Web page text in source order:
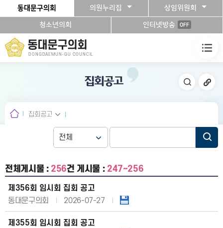
본문바로가기
동대문구의회 의원누리집 상임위원회
청소년의회 인터넷방송 OFF
동대문구의회
DONGDAEMUN-GU COUNCIL
집회공고
집회공고
전체게시물 : 256건 게시물 : 247~256
제356회 임시회 집회 공고
동대문구의회
2026-07-27
제355회 임시회 집회 공고